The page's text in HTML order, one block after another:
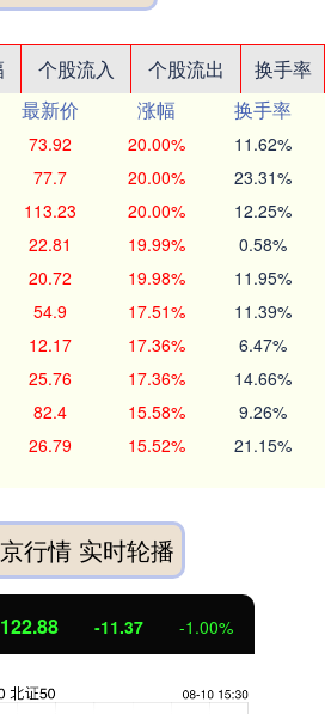
个股流入 个股流出
换手率
最新价 涨幅
换手率
73.92 20.00% 11.62%
77.7 20.00% 23.31%
113.23 20.00% 12.25%
22.81 19.99% 0.58%
20.72 19.98% 11.95%
54.9 17.51% 11.39%
12.17 17.36% 6.47%
25.76 17.36% 14.66%
82.4 15.58% 9.26%
26.79 15.52% 21.15%
行情 实时轮播
-11.37 -1.00%